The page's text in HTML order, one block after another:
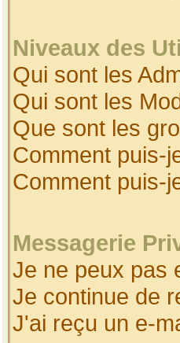
Niveaux des
Qui sont les
Qui sont les
Que sont les
Comment puis-
Comment puis-
Messagerie
Je ne peux pas
Je continue de
J'ai reçu un e-